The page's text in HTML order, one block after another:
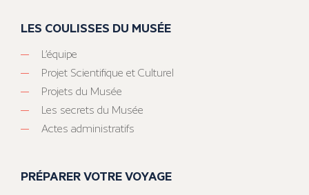
LES COULISSES DU MUSÉE
L’équipe
Projet Scientifique et Culturel
Projets du Musée
Les secrets du Musée
Actes administratifs
PRÉPARER VOTRE VOYAGE